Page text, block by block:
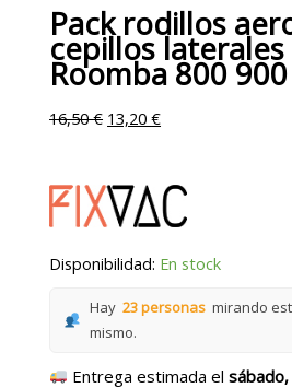
Pack rodillos
cepillos laterales
Roomba 800 900
16,50€ 13,20€
Disponibilidad: En stock
Hay 23 personas mirando
mismo.
Entrega estimada el